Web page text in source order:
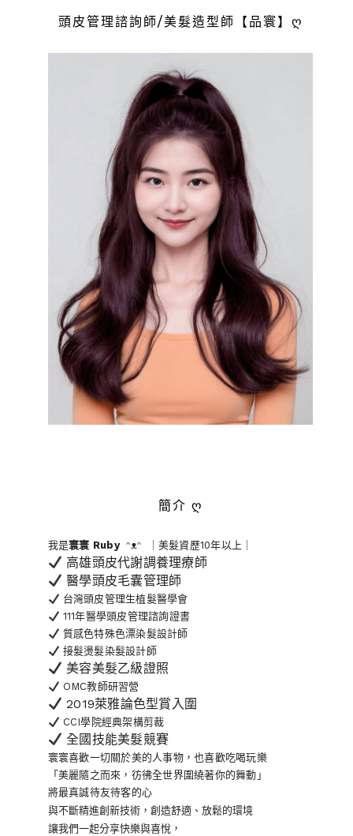
頭皮管理諮詢師/美髮造型師【品寰】ღ
簡介 ღ
我是寰寰 Rubyᵔᴥᵔ ｜美髮資歷10年以上｜
高雄頭皮代謝調養理療師
醫學頭皮毛囊管理師
台灣頭皮管理生植髮醫學會
111年醫學頭皮管理諮詢證書
質感色特殊色漂染髮設計師
接髮燙髮染髮設計師
美容美髮乙級證照
OMC教師研習營
2019萊雅論色型賞入圍
CCI學院經典架構剪裁
全國技能美髮競賽
寰寰喜歡一切關於美的人事物，也喜歡吃喝玩樂
「美麗隨之而來，彷彿全世界圍繞著你的舞動」
將最真誠待友待客的心
與不斷精進創新技術，創造舒適、放鬆的環境
讓我們一起分享快樂與喜悅，